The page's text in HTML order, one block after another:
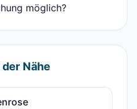
möglich?
Nähe